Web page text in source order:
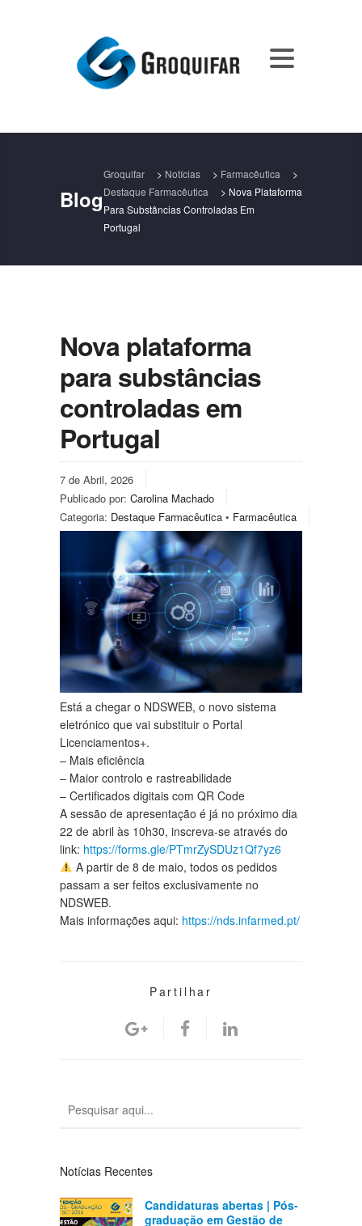
Blog
Groquifar > Notícias > Farmacêutica
>
Destaque Farmacêutica
> Nova Plataforma
Para Substâncias Controladas Em
Portugal
Nova plataforma
para substâncias
controladas em
Portugal
7 de Abril, 2026
Publicado por: Carolina Machado
Categoria: Destaque Farmacêutica • Farmacêutica
Está a chegar o NDSWEB, o novo sistema
eletrónico que vai substituir o Portal
Licenciamentos+.
– Mais eficiência
– Maior controlo e rastreabilidade
– Certificados digitais com QR Code
A sessão de apresentação é já no próximo dia
22 de abril às 10h30, inscreva-se através do
link: https://forms.gle/PTmrZySDUz1Qf7yz6
A partir de 8 de maio, todos os pedidos
passam a ser feitos exclusivamente no
NDSWEB.
Mais informações aqui: https://nds.infarmed.pt/
Partilhar
Notícias Recentes
Candidaturas abertas | Pós-
graduação em Gestão de